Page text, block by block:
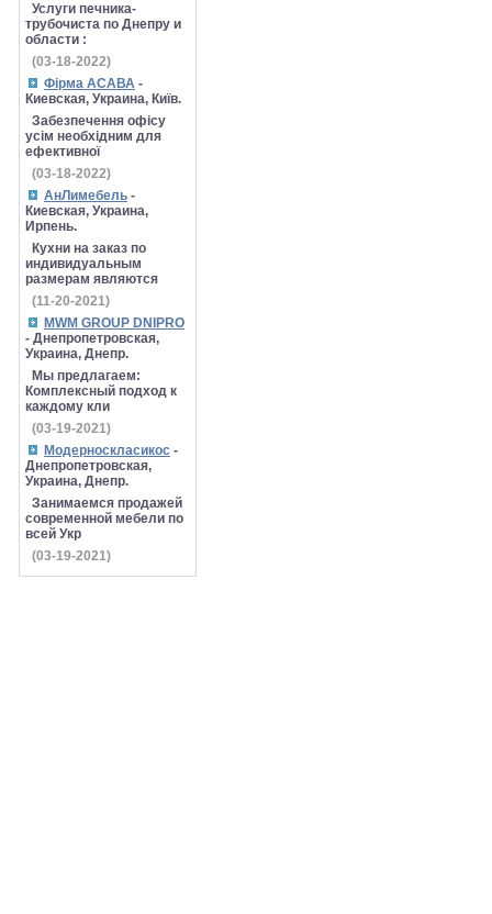
Услуги печника-
трубочиста по Днепру и
области :
(03-18-2022)
Фірма АСАВА -
Киевская, Украина, Київ.
Забезпечення офісу
усім необхідним для
ефективної
(03-18-2022)
АнЛимебель -
Киевская, Украина,
Ирпень.
Кухни на заказ по
индивидуальным
размерам являются
(11-20-2021)
MWM GROUP DNIPRO
- Днепропетровская,
Украина, Днепр.
Мы предлагаем:
Комплексный подход к
каждому кли
(03-19-2021)
Модерноскласикос -
Днепропетровская,
Украина, Днепр.
Занимаемся продажей
современной мебели по
всей Укр
(03-19-2021)